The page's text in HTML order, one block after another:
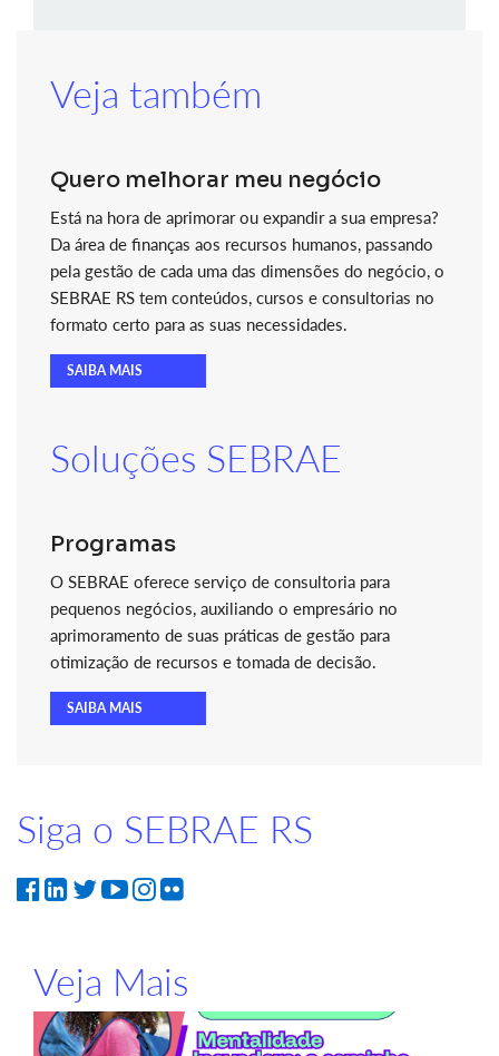
Veja também
Quero melhorar meu negócio
Está na hora de aprimorar ou expandir a sua empresa?
Da área de finanças aos recursos humanos, passando
pela gestão de cada uma das dimensões do negócio, o
SEBRAE RS tem conteúdos, cursos e consultorias no
formato certo para as suas necessidades.
SAIBA MAIS
Soluções SEBRAE
Programas
O SEBRAE oferece serviço de consultoria para
pequenos negócios, auxiliando o empresário no
aprimoramento de suas práticas de gestão para
otimização de recursos e tomada de decisão.
SAIBA MAIS
Siga o SEBRAE RS
Veja Mais